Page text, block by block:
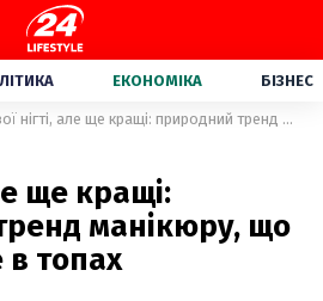
ЕКОНОМІКА БІЗНЕС
Твої нігті, але ще кращі: природний тренд манікюру, що завжди буде в топах
ще кращі:
манікюру, що
топах